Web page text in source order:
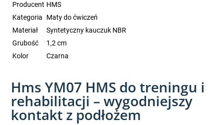
Producent HMS
Kategoria
Maty do ćwiczeń
Materiał
Syntetyczny kauczuk NBR
Grubość
1,2 cm
Kolor
Czarna
Hms YM07 HMS do treningu i
rehabilitacji – wygodniejszy
kontakt z podłożem